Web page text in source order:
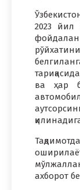
2023 йил
ва ҳар
ахборот